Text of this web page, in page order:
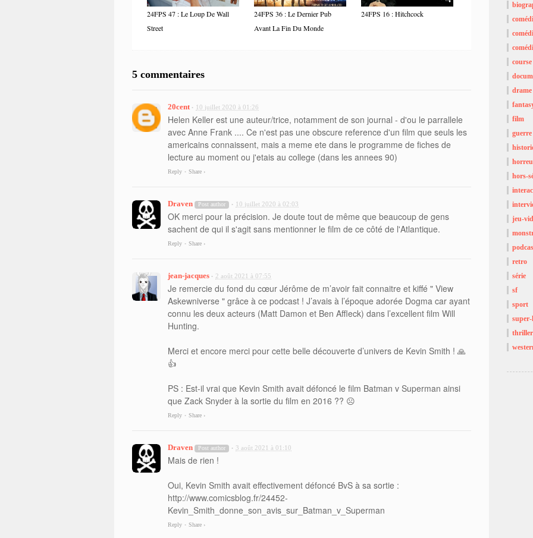
24FPS 47 : Le Loup De Wall
Street
24FPS 36 : Le Dernier Pub
Avant La Fin Du Monde
24FPS 16 : Hitchcock
5 commentaires
20cent • 10 juillet 2020 à 01:26
Helen Keller est une auteur/trice, notamment de son journal - d'ou le parrallele
avec Anne Frank .... Ce n'est pas une obscure reference d'un film que seuls les
americains connaissent, mais a meme ete dans le programme de fiches de
lecture au moment ou j'etais au college (dans les annees 90)
Reply • Share ›
Draven Post author • 10 juillet 2020 à 02:03
OK merci pour la précision. Je doute tout de même que beaucoup de gens
sachent de qui il s'agit sans mentionner le film de ce côté de l'Atlantique.
Reply • Share ›
jean-jacques • 2 août 2021 à 07:55
Je remercie du fond du cœur Jérôme de m’avoir fait connaitre et kiffé " View
Askewniverse " grâce à ce podcast ! J’avais à l’époque adorée Dogma car ayant
connu les deux acteurs (Matt Damon et Ben Affleck) dans l’excellent film Will
Hunting.
Merci et encore merci pour cette belle découverte d’univers de Kevin Smith ! 🙏
👍
PS : Est-il vrai que Kevin Smith avait défoncé le film Batman v Superman ainsi
que Zack Snyder à la sortie du film en 2016 ?? ☹️
Reply • Share ›
Draven Post author • 3 août 2021 à 01:10
Mais de rien !
Oui, Kevin Smith avait effectivement défoncé BvS à sa sortie :
http://www.comicsblog.fr/24452-
Kevin_Smith_donne_son_avis_sur_Batman_v_Superman
Reply • Share ›
course
drame
film
guerre
hors-
jeu-
retro
série
sf
sport
super-
thriller